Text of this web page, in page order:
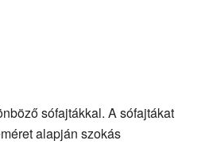
sófajtákkal. A sófajtákat
alapján szokás